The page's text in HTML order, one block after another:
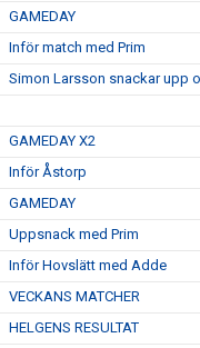
GAMEDAY
Inför match med Prim
Simon Larsson snackar upp
GAMEDAY X2
Inför Åstorp
GAMEDAY
Uppsnack med Prim
Inför Hovslätt med Adde
VECKANS MATCHER
HELGENS RESULTAT